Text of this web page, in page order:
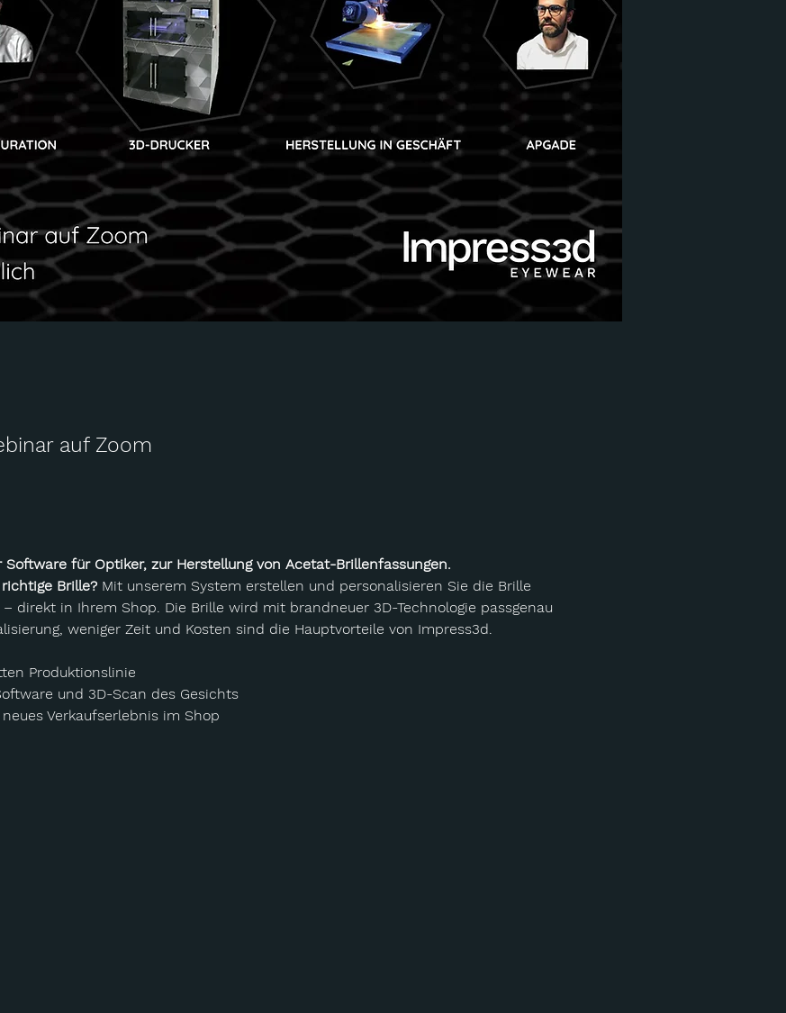
auf Zoom
für Optiker, zur Herstellung von Acetat-Brillenfassungen.
Brille? Mit unserem System erstellen und personalisieren Sie die Brille
direkt in Ihrem Shop. Die Brille wird mit brandneuer 3D-Technologie passgenau
weniger Zeit und Kosten sind die Hauptvorteile von Impress3d.
Produktionslinie
und 3D-Scan des Gesichts
Verkaufserlebnis im Shop